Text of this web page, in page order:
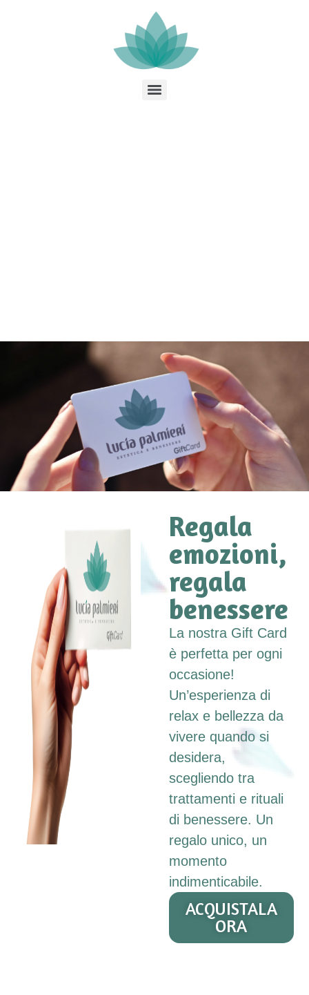
Regala
emozioni,
regala
benessere
La nostra Gift Card
è perfetta per ogni
occasione!
Un’esperienza di
relax e bellezza da
vivere quando si
desidera,
scegliendo tra
trattamenti e rituali
di benessere. Un
regalo unico, un
momento
indimenticabile.
ACQUISTALA
ORA